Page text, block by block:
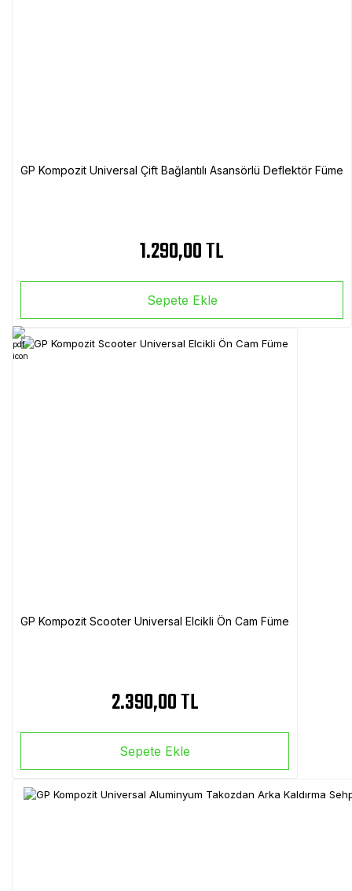
GP Kompozit Universal Çift Bağlantılı Asansörlü Deflektör Füme
1.290,00 TL
Sepete Ekle
GP Kompozit Scooter Universal Elcikli Ön Cam Füme
2.390,00 TL
Sepete Ekle